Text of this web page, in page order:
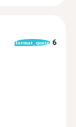
format_quote 6